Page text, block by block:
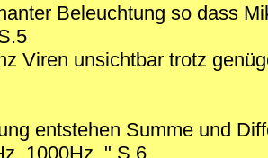
Beleuchtung so dass
Viren unsichtbar trotz
entstehen Summe und
1000Hz.." S.6